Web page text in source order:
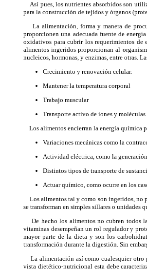
Así pues, los nutrientes absorbidos son
para la construcción de tejidos y órganos
La alimentación, forma y manera de
proporcionen una adecuada fuente de
oxidativos para cubrir los requerimientos
alimentos ingeridos proporcionan al
nucleicos, hormonas, y enzimas, entre otras.
Crecimiento y renovación celular.
Mantener la temperatura corporal
Trabajo muscular
Transporte activo de iones y moléculas
Los alimentos encierran la energía química
Variaciones mecánicas como la
Actividad eléctrica, como la
Distintos tipos de transporte de
Actuar químico, como ocurre en los
Los alimentos tal y como son ingeridos, no
se transforman en simples sillares o unidades
De hecho los alimentos no cubren todos
vitaminas desempeñan un rol regulador y
mayor parte de la dieta y son los
transformación durante la digestión. Sin
La alimentación así como cualesquier otro
vista dietético-nutricional esta debe